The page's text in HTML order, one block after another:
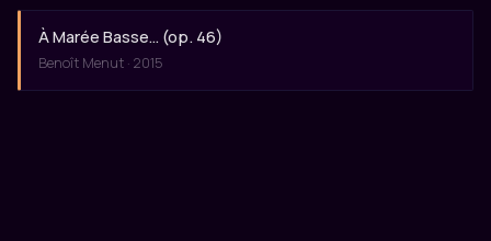
À Marée Basse… (op. 46)
Benoît Menut · 2015